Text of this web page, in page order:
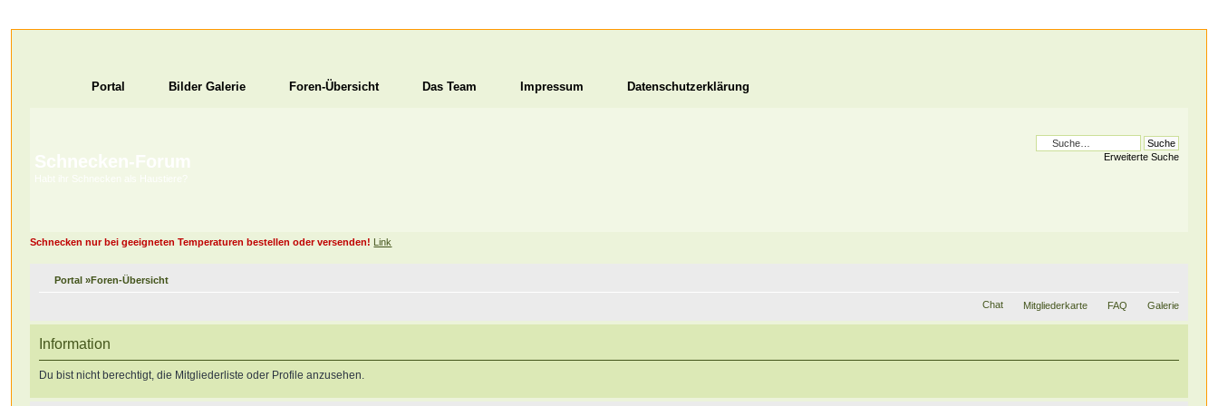
Portal Bilder Galerie Foren-Übersicht Das Team Impressum Datenschutzerklärung
Schnecken-Forum
Habt ihr Schnecken als Haustiere?
Erweiterte Suche
Schnecken nur bei geeigneten Temperaturen bestellen oder versenden! Link
Portal »Foren-Übersicht
Chat Mitgliederkarte FAQ Galerie
Information
Du bist nicht berechtigt, die Mitgliederliste oder Profile anzusehen.